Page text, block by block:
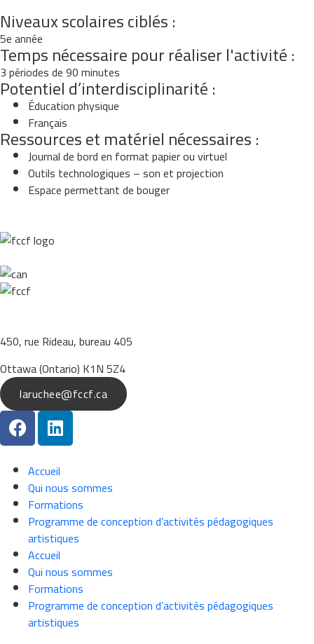
Niveaux scolaires ciblés :
5e année
Temps nécessaire pour réaliser l'activité :
3 périodes de 90 minutes
Potentiel d’interdisciplinarité :
Éducation physique
Français
Ressources et matériel nécessaires :
Journal de bord en format papier ou virtuel
Outils technologiques – son et projection
Espace permettant de bouger
450, rue Rideau, bureau 405
Ottawa (Ontario) K1N 5Z4
laruchee@fccf.ca
Accueil
Qui nous sommes
Formations
Programme de conception d’activités pédagogiques
artistiques
Accueil
Qui nous sommes
Formations
Programme de conception d’activités pédagogiques
artistiques